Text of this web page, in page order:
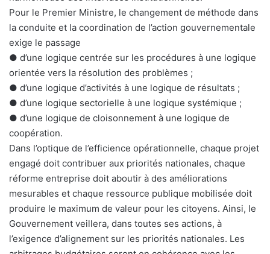
Pour le Premier Ministre, le changement de méthode dans
la conduite et la coordination de l’action gouvernementale
exige le passage
● d’une logique centrée sur les procédures à une logique
orientée vers la résolution des problèmes ;
● d’une logique d’activités à une logique de résultats ;
● d’une logique sectorielle à une logique systémique ;
● d’une logique de cloisonnement à une logique de
coopération.
Dans l’optique de l’efficience opérationnelle, chaque projet
engagé doit contribuer aux priorités nationales, chaque
réforme entreprise doit aboutir à des améliorations
mesurables et chaque ressource publique mobilisée doit
produire le maximum de valeur pour les citoyens. Ainsi, le
Gouvernement veillera, dans toutes ses actions, à
l’exigence d’alignement sur les priorités nationales. Les